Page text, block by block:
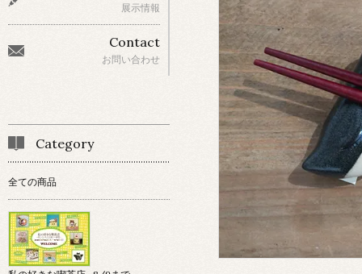
展示情報
Contact
お問い合わせ
Category
全ての商品